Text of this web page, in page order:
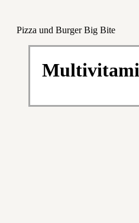
Pizza und Burger Big Bite